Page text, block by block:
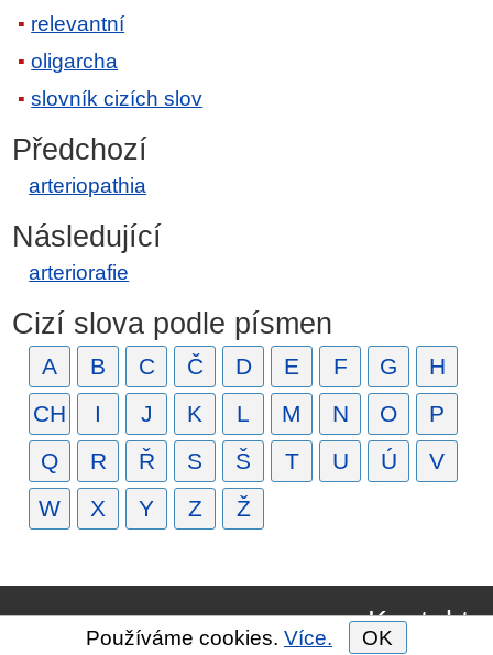
relevantní
oligarcha
slovník cizích slov
Předchozí
arteriopathia
Následující
arteriorafie
Cizí slova podle písmen
A B C Č D E F G
H
CH
I J K L M N O
P
Q
R Ř S Š T U Ú
V
W
X Y Z Ž
Kontakt
Používáme cookies. Více. OK